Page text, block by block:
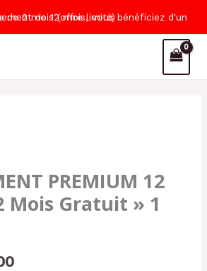
de 12 mois, vous bénéficiez d'un bonus de 2 mois (offre limité)
PREMIUM 12
Mois Gratuit » 1
actuel
est :